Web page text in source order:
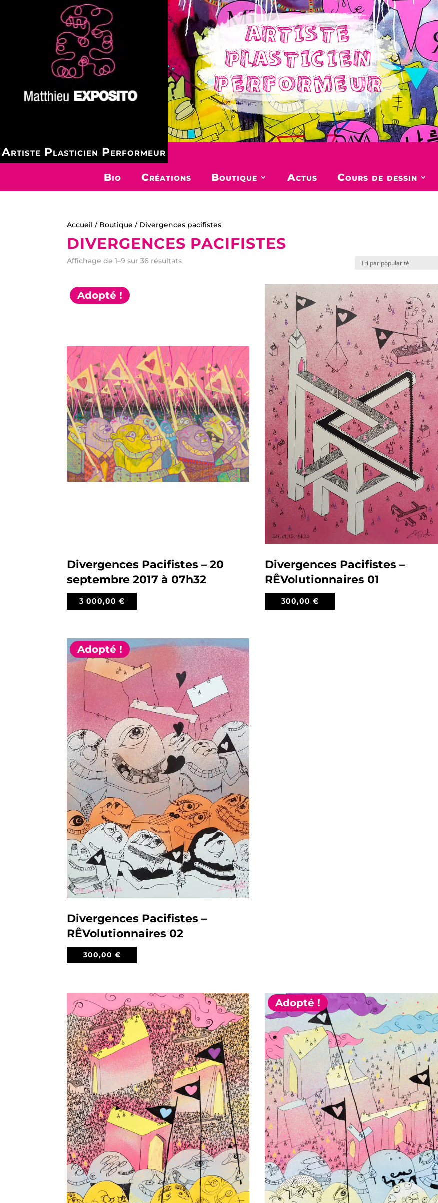
Artiste Plasticien Performeur
ARTISTE
PLASTICIEN
PERFORMEUR
Bio Créations Boutique Actus Cours de dessin
Accueil / Boutique / Divergences pacifistes
DIVERGENCES PACIFISTES
Affichage de 1–9 sur 36 résultats
Adopté !
Divergences Pacifistes – 20
septembre 2017 à 07h32
3 000,00 €
Divergences Pacifistes –
RÊVolutionnaires 01
300,00 €
Adopté !
Divergences Pacifistes –
RÊVolutionnaires 02
300,00 €
Adopté !